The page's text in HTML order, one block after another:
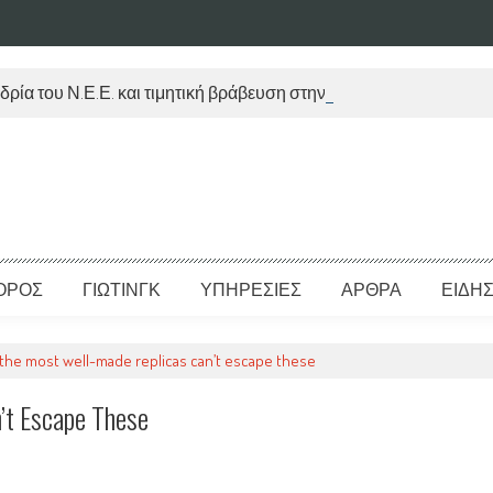
του Ν.Ε.Ε. και τιμητική βράβευση στην Μ. Τραυλού
ΓΙΩΤΙΝΓΚ ΥΠΗΡΕΣΙΕΣ ΑΡΘΡΑ
most well-made replicas can’t escape these
Escape These